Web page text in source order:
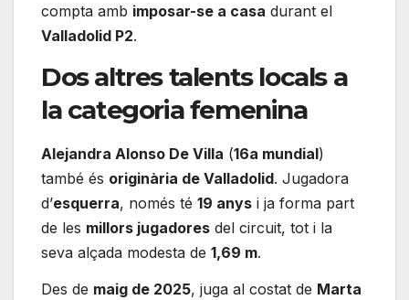
compta amb imposar-se a casa durant el
Valladolid P2.
Dos altres talents locals a
la categoria femenina
Alejandra Alonso De Villa (16a mundial)
també és originària de Valladolid. Jugadora
d’esquerra, només té 19 anys i ja forma part
de les millors jugadores del circuit, tot i la
seva alçada modesta de 1,69 m.
Des de maig de 2025, juga al costat de Marta